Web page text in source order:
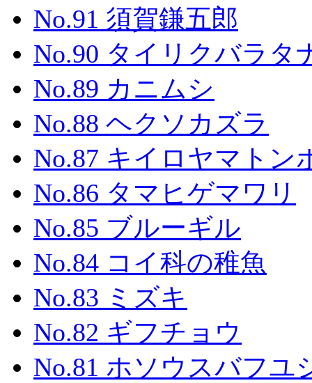
No.91 須賀鎌五郎
No.90 タイリクバラタ
No.89 カニムシ
No.88 ヘクソカズラ
No.87 キイロヤマトン
No.86 タマヒゲマワリ
No.85 ブルーギル
No.84 コイ科の稚魚
No.83 ミズキ
No.82 ギフチョウ
No.81 ホソウスバフユ